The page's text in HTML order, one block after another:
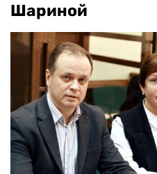
Шариной